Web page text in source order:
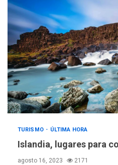
TURISMO ÚLTIMA HORA
Islandia, lugares para
agosto 16, 2023 2171